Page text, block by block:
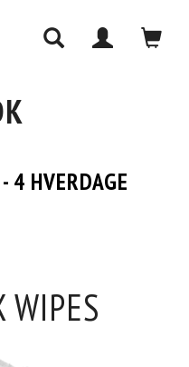
4 HVERDAGE
WIPES